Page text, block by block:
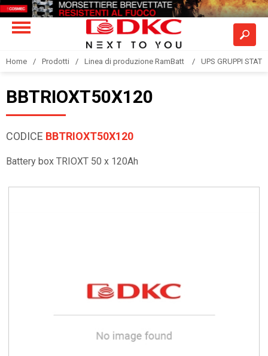
Home Prodotti Linea di produzione RamBatt UPS GRUPPI
BBTRIOXT50X120
CODICE BBTRIOXT50X120
Battery box TRIOXT 50 x 120Ah